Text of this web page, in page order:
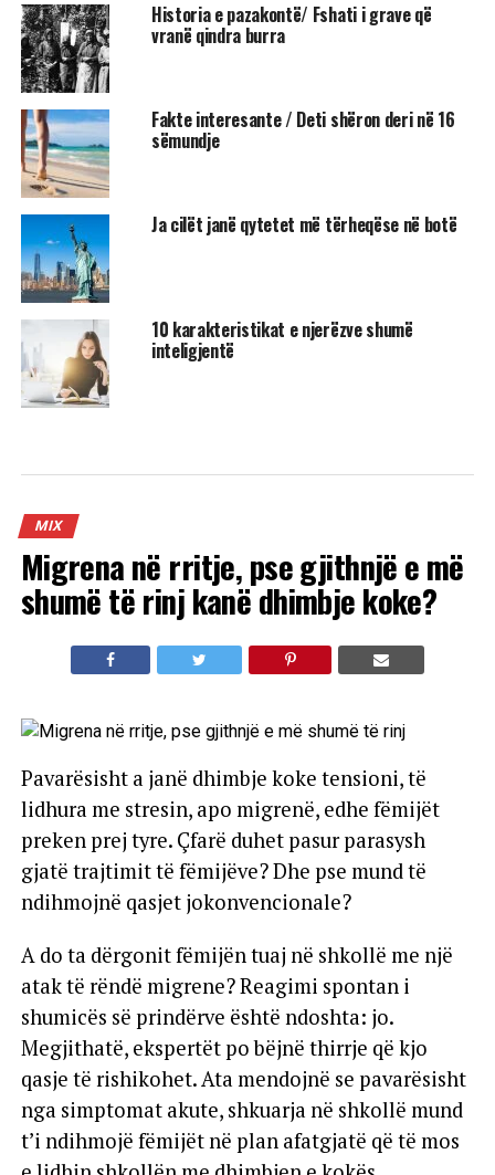
Historia e pazakontë/ Fshati i grave që
vranë qindra burra
Fakte interesante / Deti shëron deri në 16
sëmundje
Ja cilët janë qytetet më tërheqëse në botë
10 karakteristikat e njerëzve shumë
inteligjentë
MIX
Migrena në rritje, pse gjithnjë e më
shumë të rinj kanë dhimbje koke?
Pavarësisht a janë dhimbje koke tensioni, të
lidhura me stresin, apo migrenë, edhe fëmijët
preken prej tyre. Çfarë duhet pasur parasysh
gjatë trajtimit të fëmijëve? Dhe pse mund të
ndihmojnë qasjet jokonvencionale?
A do ta dërgonit fëmijën tuaj në shkollë me një
atak të rëndë migrene? Reagimi spontan i
shumicës së prindërve është ndoshta: jo.
Megjithatë, ekspertët po bëjnë thirrje që kjo
qasje të rishikohet. Ata mendojnë se pavarësisht
nga simptomat akute, shkuarja në shkollë mund
t’i ndihmojë fëmijët në plan afatgjatë që të mos